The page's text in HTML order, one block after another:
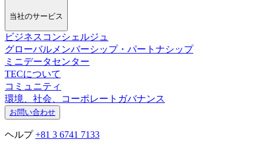
当社のサービス
ビジネスコンシェルジュ
グローバルメンバーシップ・パートナシップ
ミニデータセンター
TECについて
コミュニティ
環境、社会、コーポレートガバナンス
お問い合わせ
ヘルプ +81 3 6741 7133